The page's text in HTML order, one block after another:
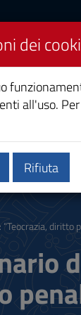
diritto
dei
all'uso.
Rifiuta